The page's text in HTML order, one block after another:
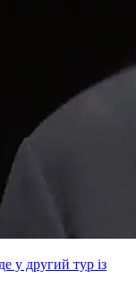
у другий тур із